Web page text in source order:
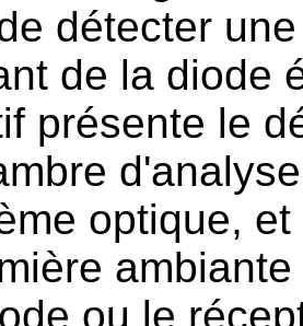
détecter
de la diode
présente le
optique,
ou le